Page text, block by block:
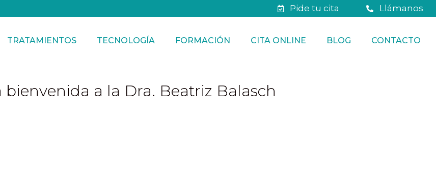
Pide tu cita Llámanos
TRATAMIENTOS TECNOLOGÍA FORMACIÓN CITA ONLINE BLOG CONTACTO
a la Dra. Beatriz Balasch